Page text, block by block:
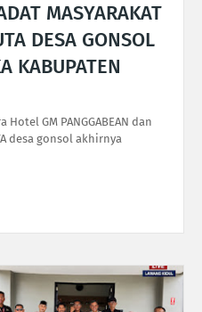
MASYARAKAT
DESA GONSOL
KABUPATEN
GM PANGGABEAN dan
desa gonsol akhirnya